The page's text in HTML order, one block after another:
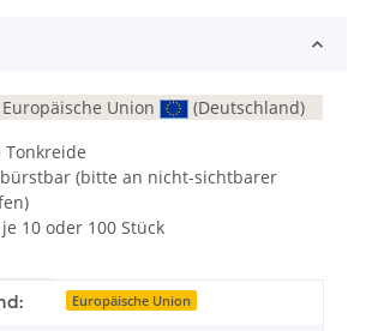
Union
(Deutschland)
Tonkreide
(bitte an nicht-sichtbarer
10 oder 100 Stück
Europäische Union